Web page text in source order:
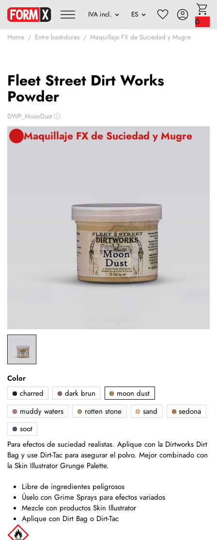
0
Home Entre bastidores Maquillaje FX de Suciedad y Mugre
Fleet Street Dirt Works
Powder
DWP_MoonDust ⓘ
Maquillaje FX de Suciedad y Mugre
Color
charred
dark brun
moon dust
muddy waters
rotten stone sand
sedona
soot
Para efectos de suciedad realistas. Aplique con la Dirtworks Dirt
Bag y use Dirt-Tac para asegurar el polvo. Mejor combinado con
la Skin Illustrator Grunge Palette.
Libre de ingredientes peligrosos
Úselo con Grime Sprays para efectos variados
Mezcle con productos Skin Illustrator
Aplique con Dirt Bag o Dirt-Tac